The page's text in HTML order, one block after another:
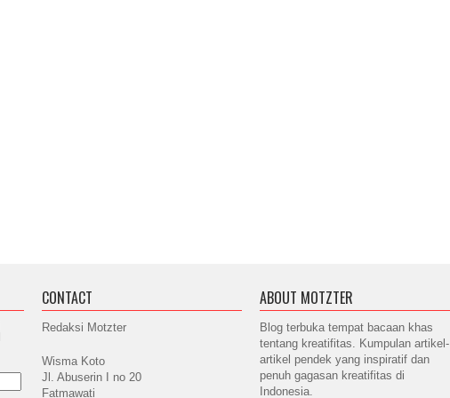
CONTACT
Redaksi Motzter
Wisma Koto
Jl. Abuserin I no 20
Fatmawati
ABOUT MOTZTER
Blog terbuka tempat bacaan khas
tentang kreatifitas. Kumpulan artikel-
artikel pendek yang inspiratif dan
penuh gagasan kreatifitas di
Indonesia.